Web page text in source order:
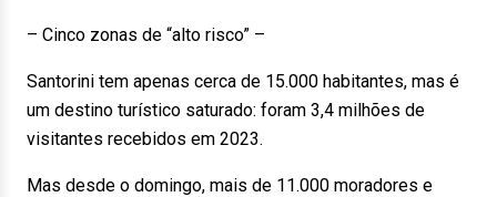
– Cinco zonas de “alto risco” –
Santorini tem apenas cerca de 15.000 habitantes, mas é
um destino turístico saturado: foram 3,4 milhões de
visitantes recebidos em 2023.
Mas desde o domingo, mais de 11.000 moradores e